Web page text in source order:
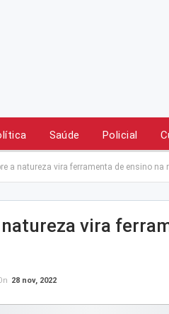
Saúde Policial
a natureza vira ferramenta de ensino na
vira
28 nov, 2022